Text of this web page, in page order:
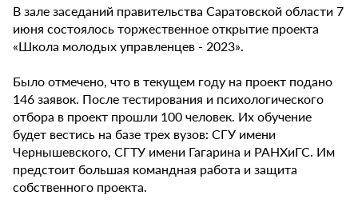
В зале заседаний правительства Саратовской области 7
июня состоялось торжественное открытие проекта
«Школа молодых управленцев - 2023».
Было отмечено, что в текущем году на проект подано
146 заявок. После тестирования и психологического
отбора в проект прошли 100 человек. Их обучение
будет вестись на базе трех вузов: СГУ имени
Чернышевского, СГТУ имени Гагарина и РАНХиГС. Им
предстоит большая командная работа и защита
собственного проекта.